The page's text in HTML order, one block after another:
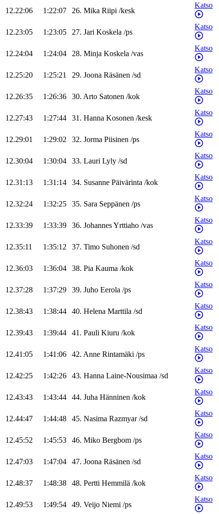
12.22:06 1:22:07 26. Mika Riipi /kesk
Katso
12.23:05 1:23:05 27. Jari Koskela /ps
Katso
12.24:04 1:24:04 28. Minja Koskela /vas
Katso
12.25:20 1:25:21 29. Joona Räsänen /sd
Katso
12.26:35 1:26:36 30. Arto Satonen /kok
Katso
12.27:43 1:27:44 31. Hanna Kosonen /kesk
Katso
12.29:01 1:29:02 32. Jorma Piisinen /ps
Katso
12.30:04 1:30:04 33. Lauri Lyly /sd
Katso
12.31:13 1:31:14 34. Susanne Päivärinta /kok
Katso
12.32:24 1:32:25 35. Sara Seppänen /ps
Katso
12.33:39 1:33:39 36. JohannesYrttiaho /vas
Katso
12.35:11 1:35:12 37. Timo Suhonen /sd
Katso
12.36:03 1:36:04 38. Pia Kauma /kok
Katso
12.37:28 1:37:29 39. Juho Eerola /ps
Katso
12.38:43 1:38:44 40. Helena Marttila /sd
Katso
12.39:43 1:39:44 41. Pauli Kiuru /kok
Katso
12.41:05 1:41:06 42. Anne Rintamäki /ps
Katso
12.42:25 1:42:26 43. Hanna Laine-Nousimaa /sd
Katso
12.43:43 1:43:44 44. Juha Hänninen /kok
Katso
12.44:47 1:44:48 45. Nasima Razmyar/sd
Katso
12.45:52 1:45:53 46. Miko Bergbom /ps
Katso
12.47:03 1:47:04 47. Joona Räsänen /sd
Katso
12.48:37 1:48:38 48. Pertti Hemmilä /kok
Katso
12.49:53 1:49:54 49. Veijo Niemi /ps
Katso